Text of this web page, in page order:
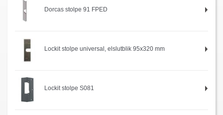
Dorcas stolpe 91 FPED
Lockit stolpe universal, elslutblik 95x320 mm
Lockit stolpe S081